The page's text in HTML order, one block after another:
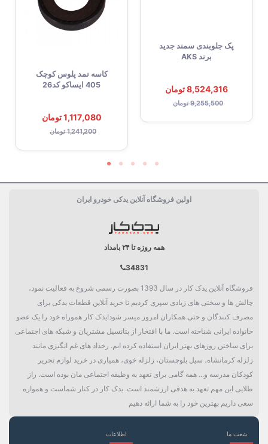
پک جلوبندی سمند جدید
برند AKS
8,524,316 تومان
9,255,500 تومان
کاسه نمد پلوس کوچک
405 ایساکو کد26
1,117,080 تومان
1,241,200 تومان
اولین فروشگاه آنلاین یدکی خودرو ایران
همه روزه تا ۲۴ بامداد
34831
فروشگاه آنلاین یدک کار در سال 1393 بصورت رسمی شروع به فعالیت نمود،
چالش ها و سختی های زیادی سپری کردیم تا خرید آنلاین قطعات یدکی برای
مصرف کنندگان و حتی همکاران امروز میسر شود!یدک کار هموراه خود را یک عضو
خانواده ایرانی شناخته است. ما با افتخار از پتانسیل مشتریان و شبکه های اجتماعی
برای ساختن روزهای بهتر ایران استفاده کرده ایم. رخداد های غم انگیزی مانند
زلزله کرمانشاه، سیل بلوچستان، زلزله خوی، همیاری در خرید لوازم تحریر
کودکان مدرسه و... همه گامی برای تعهد به وظیفه اجتماعی مان بوده است. راز
طلایی این مهم تعهد به هدفی ارزشمند است. یدک کار در کنار شماست و همواره
سعی داریم بهترین خود را به شما ارائه دهیم
شعب ما اطلاعات